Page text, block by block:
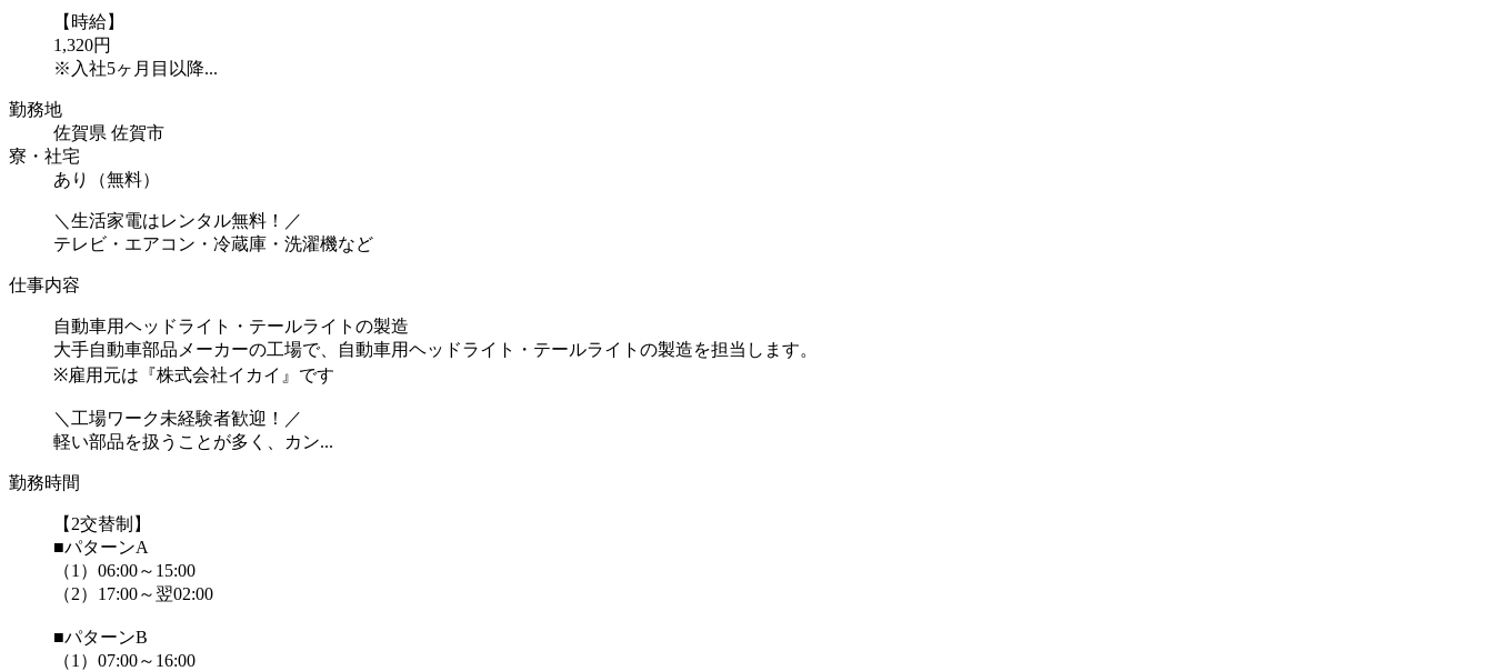
【時給】
1,320円
※入社5ヶ月目以降...
勤務地
佐賀県 佐賀市
寮・社宅
あり（無料）
＼生活家電はレンタル無料！／
テレビ・エアコン・冷蔵庫・洗濯機など
仕事内容
自動車用ヘッドライト・テールライトの製造
大手自動車部品メーカーの工場で、自動車用ヘッドライト・テールライトの製造を担当します。
※雇用元は『株式会社イカイ』です
＼工場ワーク未経験者歓迎！／
軽い部品を扱うことが多く、カン...
勤務時間
【2交替制】
■パターンA
（1）06:00～15:00
（2）17:00～翌02:00
■パターンB
（1）07:00～16:00